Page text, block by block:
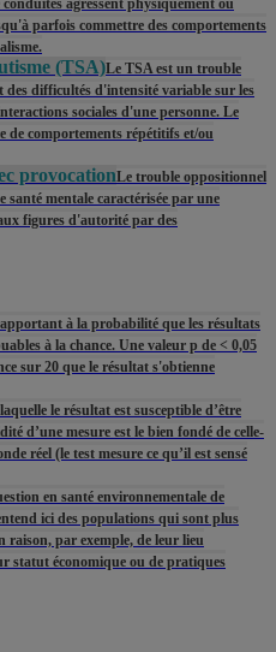
agressent physiquement ou
parfois commettre des comportements
(TSA)Le TSA est un trouble
difficultés d'intensité variable sur les
sociales d'une personne. Le
de comportements répétitifs et/ou
provocationLe trouble oppositionnel
mentale caractérisée par une
figures d'autorité par des
à la probabilité que les résultats
à la chance. Une valeur p de < 0,05
sur 20 que le résultat s'obtienne
le résultat est susceptible d’être
d’une mesure est le bien fondé de celle-
réel (le test mesure ce qu’il est sensé
en santé environnementale de
ici des populations qui sont plus
raison, par exemple, de leur lieu
statut économique ou de pratiques